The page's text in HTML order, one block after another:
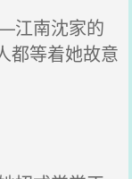
江南沈家的
都等着她故意